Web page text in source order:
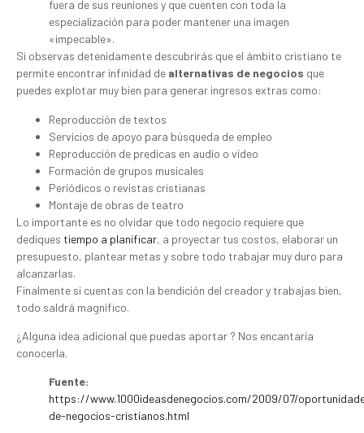
fuera de sus reuniones y que cuenten con toda la
especialización para poder mantener una imagen
«impecable».
Si observas detenidamente descubrirás que el ámbito cristiano te
permite encontrar infinidad de alternativas de negocios que
puedes explotar muy bien para generar ingresos extras como:
Reproducción de textos
Servicios de apoyo para búsqueda de empleo
Reproducción de predicas en audio o vídeo
Formación de grupos musicales
Periódicos o revistas cristianas
Montaje de obras de teatro
Lo importante es no olvidar que todo negocio requiere que
dediques tiempo a planificar, a proyectar tus costos, elaborar un
presupuesto, plantear metas y sobre todo trabajar muy duro para
alcanzarlas.
Finalmente si cuentas con la bendición del creador y trabajas bien,
todo saldrá magnífico.
¿Alguna idea adicional que puedas aportar ? Nos encantaría
conocerla.
Fuente:
https://www.1000ideasdenegocios.com/2009/07/
de-negocios-cristianos.html